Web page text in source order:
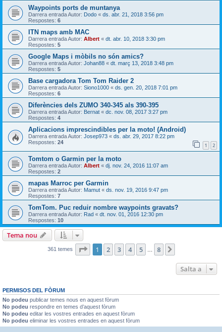
Waypoints ports de muntanya
Darrera entrada Autor: Dodo « ds. abr. 21, 2018 3:56 pm
Respostes: 6
ITN maps amb MAC
Darrera entrada Autor: Albert « dt. abr. 10, 2018 3:30 pm
Respostes: 5
Google Maps i mòbils no són amics?
Darrera entrada Autor: Johan88 « dt. març 13, 2018 3:48 pm
Respostes: 5
Base cargadora Tom Tom Raider 2
Darrera entrada Autor: Siono1000 « ds. gen. 20, 2018 7:01 pm
Respostes: 6
Diferències dels ZUMO 340-345 als 390-395
Darrera entrada Autor: Bernat « dc. nov. 08, 2017 3:27 pm
Respostes: 4
Aplicacions imprescindibles per la moto! (Android)
Darrera entrada Autor: Josep973 « ds. abr. 29, 2017 8:22 pm
Respostes: 24 1 2
Tomtom o Garmin per la moto
Darrera entrada Autor: Albert « dj. nov. 24, 2016 11:07 am
Respostes: 2
mapas Marroc per Garmin
Darrera entrada Autor: Mamut « ds. nov. 19, 2016 9:47 pm
Respostes: 7
TomTom. Puc reduir nombre waypoints gravats?
Darrera entrada Autor: Rad « dt. nov. 01, 2016 12:30 pm
Respostes: 10
Tema nou
361 temes Pàgina de
1 2 3 4 5 8
Salta a
PERMISOS DEL FÒRUM
No podeu publicar temes nous en aquest fòrum
No podeu respondre en temes d’aquest fòrum
No podeu editar les vostres entrades en aquest fòrum
No podeu eliminar les vostres entrades en aquest fòrum